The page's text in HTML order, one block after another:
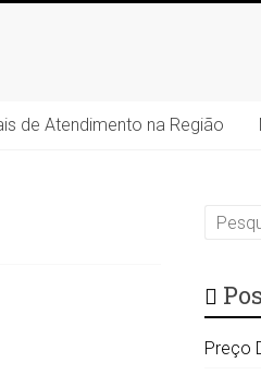
de Atendimento na Região
Preço